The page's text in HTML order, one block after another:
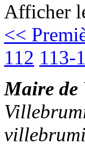
Afficher
<<
112 113-
Maire de